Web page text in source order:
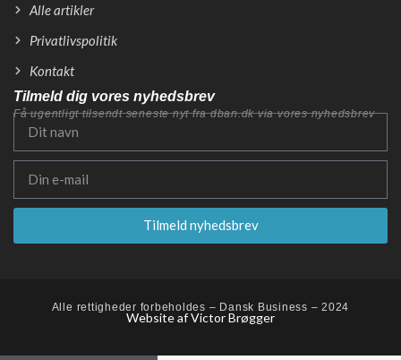
Alle artikler
Privatlivspolitik
Kontakt
Tilmeld dig vores nyhedsbrev
Få ugentligt tilsendt seneste nyt fra dban.dk via vores nyhedsbrev
Tilmeld nyhedsbrev
Alle rettigheder forbeholdes – Dansk Business – 2024
Website af Victor Brøgger